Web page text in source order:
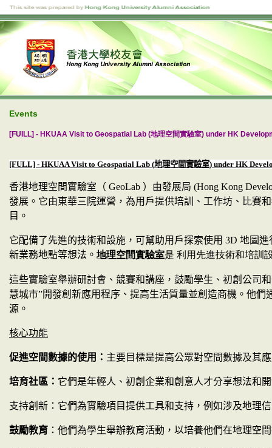
Events
[FUILL] - HKUAA Visit to Geospatial Lab (地理空間實驗室) under HK
[FULL] - HKUAA Visit to Geospatial Lab (地理空間實驗室) under HK
香港地理空間實驗室（ GeoLab ）由發展局 (Hong Kong
發展。 它由東華三院運營，為用戶提供培訓、工作坊、比賽
目。
它配備了先進的技術和設施，可幫助用戶探索使用 3D 地圖進
新業務地點等想法。 地理空間實驗室是 利用先進技術和培訓
這些實驗室舉辦研討會、競賽和講座，鼓勵學生、初創公司
慧城市”開發創新應用程序、提高生活質量並創造商機。他
源。
核心功能
促進空間數據的使用： 主要目標是提高公眾對空間數據及其
培育社區： 它們是年輕人、初創企業和創意人才分享想法和
支持創新：它們為實驗項目提供工具和支持，例如涉及地理
鼓勵教育 ：他們為學生舉辦教育活動，以培養他們在地理空